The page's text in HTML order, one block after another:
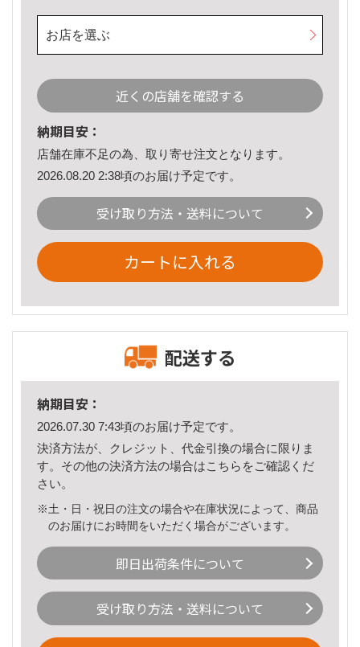
お店を選ぶ
近くの店舗を確認する
納期目安：
店舗在庫不足の為、取り寄せ注文となります。
2026.08.20 2:38頃のお届け予定です。
受け取り方法・送料について
カートに入れる
配送する
納期目安：
2026.07.30 7:43頃のお届け予定です。
決済方法が、クレジット、代金引換の場合に限りま
す。その他の決済方法の場合はこちら をご確認くだ
さい。
※土・日・祝日の注文の場合や在庫状況によって、商品
のお届けにお時間をいただく場合がございます。
即日出荷条件について
受け取り方法・送料について